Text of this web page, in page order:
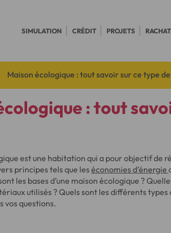
SIMULATION CRÉDIT PROJETS
Maison écologique : tout savoir sur ce type
: tout
est une habitation qui a pour objectif de
principes tels que leséconomies d’énergie
les bases d’une maison écologique ?
utilisés ? Quels sont les différents types
vos questions.